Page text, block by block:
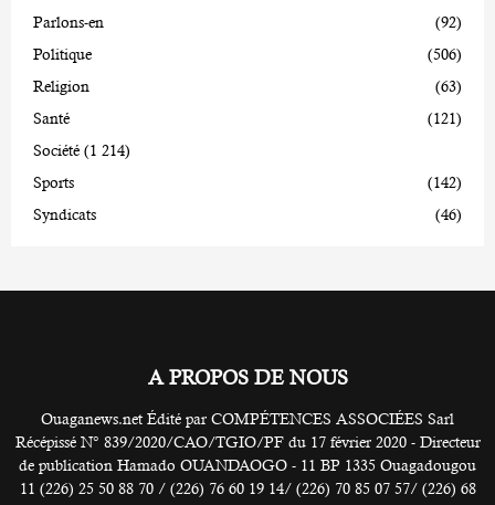
Parlons-en
(92)
Politique
(506)
Religion
(63)
Santé
(121)
Société (1 214)
Sports
(142)
Syndicats
(46)
A PROPOS DE NOUS
Ouaganews.net Édité par COMPÉTENCES ASSOCIÉES Sarl
Récépissé N° 839/2020/CAO/TGIO/PF du 17 février 2020 - Directeur
de publication Hamado OUANDAOGO - 11 BP 1335 Ouagadougou
11 (226) 25 50 88 70 / (226) 76 60 19 14/ (226) 70 85 07 57/ (226) 68